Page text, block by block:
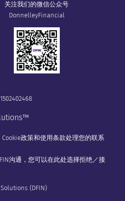
关注我们的微信公众号
DonnelleyFinancial
Cookie政策和使用条款处理您的联系
沟通，您可以在此处选择拒绝／接
(DFIN)